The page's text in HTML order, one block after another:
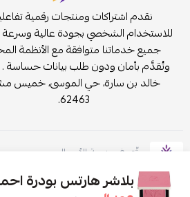
بلاشر هارتس بودرة احمر خدود -
نقدم اشتراكات ومنتجات رقمية
للاستخدام الشخصي بجودة عالية
جميع خدماتنا متوافقة مع الأنظمة
وتُقدَّم بأمان ودون طلب بيانات حساسة
خالد بن سارة، حي الموسى، خميس
62463.
موثّق في منصة الأعمال